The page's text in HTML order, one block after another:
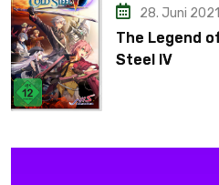
28. Juni 2021
The Legend
Steel IV